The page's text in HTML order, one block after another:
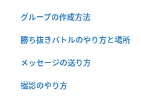
グループの作成方法
勝ち抜きバトルのやり方と場所
メッセージの送り方
撮影のやり方